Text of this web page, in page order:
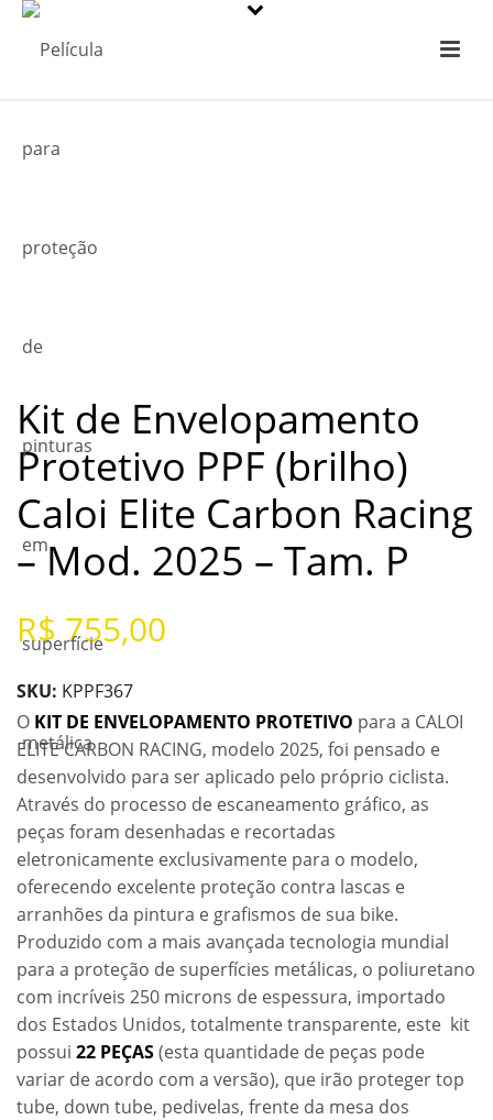
Kit de Envelopamento
Protetivo PPF (brilho)
Caloi Elite Carbon Racing
– Mod. 2025 – Tam. P
R$755,00
SKU: KPPF367
O KIT DE ENVELOPAMENTO PROTETIVO para a CALOI
ELITE CARBON RACING, modelo 2025, foi pensado e
desenvolvido para ser aplicado pelo próprio ciclista.
Através do processo de escaneamento gráfico, as
peças foram desenhadas e recortadas
eletronicamente exclusivamente para o modelo,
oferecendo excelente proteção contra lascas e
arranhões da pintura e grafismos de sua bike.
Produzido com a mais avançada tecnologia mundial
para a proteção de superfícies metálicas, o poliuretano
com incríveis 250 microns de espessura, importado
dos Estados Unidos, totalmente transparente, este kit
possui 22 PEÇAS(esta quantidade de peças pode
variar de acordo com a versão), que irão proteger top
tube, down tube, pedivelas, frente da mesa dos